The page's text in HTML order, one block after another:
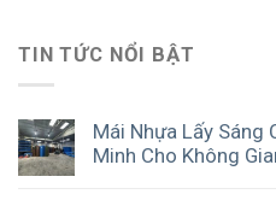
TIN TỨC NỔI BẬT
Mái Nhựa Lấy Sáng
Minh Cho Không